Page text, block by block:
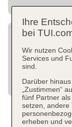
Ihre
bei
Wir nutzen
Services und
sind.
Darüber
„Zustimmen“
fünf Partner
setzen, andere
erheben und